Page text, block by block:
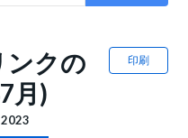
印刷
ンクの
月)